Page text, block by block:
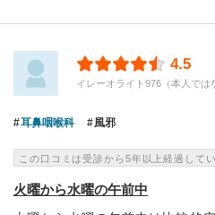
4.5
イレーオライト976（本人では
耳鼻咽喉科 風邪
この口コミは受診から5年以上経過してい
火曜から水曜の午前中